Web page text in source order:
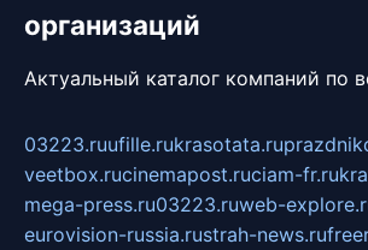
организаций
Актуальный каталог компаний по
03223.ruufille.rukrasotata.ru
veetbox.rucinemapost.ruciam-fr.ru
mega-press.ru03223.ruweb-
eurovision-russia.rustrah-news.ru